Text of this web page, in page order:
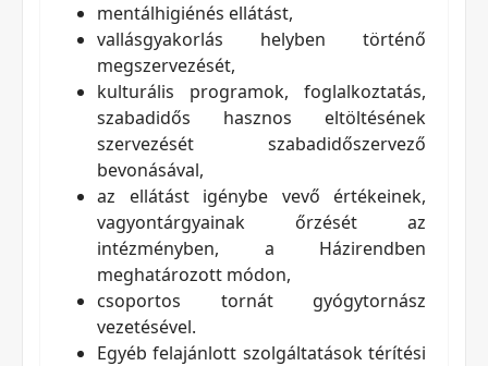
mentálhigiénés ellátást,
vallásgyakorlás helyben történő
megszervezését,
kulturális programok, foglalkoztatás,
szabadidős hasznos eltöltésének
szervezését szabadidőszervező
bevonásával,
az ellátást igénybe vevő értékeinek,
vagyontárgyainak őrzését az
intézményben, a Házirendben
meghatározott módon,
csoportos tornát gyógytornász
vezetésével.
Egyéb felajánlott szolgáltatások térítési